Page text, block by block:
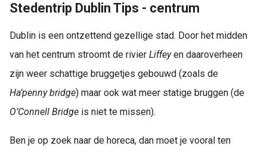
Stedentrip Dublin Tips - centrum
Dublin is een ontzettend gezellige stad. Door het midden
van het centrum stroomt de rivier Liffeyen daaroverheen
zijn weer schattige bruggetjes gebouwd (zoals de
Ha’penny bridge) maar ook wat meer statige bruggen (de
O’Connell Bridge is niet te missen).
Ben je op zoek naar de horeca, dan moet je vooral ten